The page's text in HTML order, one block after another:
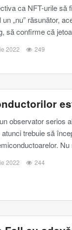
ca NFT-urile să
„nu” răsunător,
să confirme că
2022 249
observator serios
trebuie să
Nu
2022 244